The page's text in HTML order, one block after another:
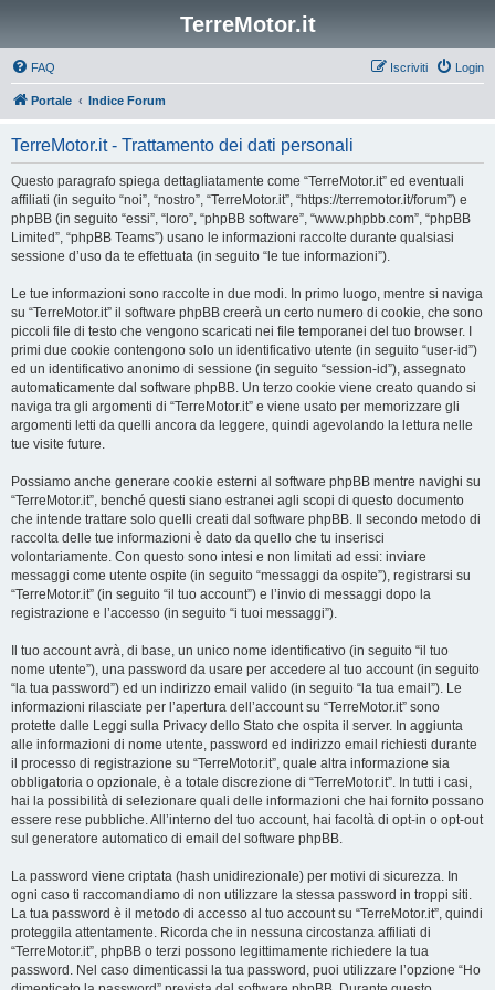
TerreMotor.it
FAQ Login
Iscriviti
Portale Indice Forum
TerreMotor.it - Trattamento dei dati personali
Questo paragrafo spiega dettagliatamente come “TerreMotor.it” ed eventuali
affiliati (in seguito “noi”, “nostro”, “TerreMotor.it”, “https://terremotor.it/forum”) e
phpBB (in seguito “essi”, “loro”, “phpBB software”, “www.phpbb.com”, “phpBB
Limited”, “phpBB Teams”) usano le informazioni raccolte durante qualsiasi
sessione d’uso da te effettuata (in seguito “le tue informazioni”).
Le tue informazioni sono raccolte in due modi. In primo luogo, mentre si naviga
su “TerreMotor.it” il software phpBB creerà un certo numero di cookie, che sono
piccoli file di testo che vengono scaricati nei file temporanei del tuo browser. I
primi due cookie contengono solo un identificativo utente (in seguito “user-id”)
ed un identificativo anonimo di sessione (in seguito “session-id”), assegnato
automaticamente dal software phpBB. Un terzo cookie viene creato quando si
naviga tra gli argomenti di “TerreMotor.it” e viene usato per memorizzare gli
argomenti letti da quelli ancora da leggere, quindi agevolando la lettura nelle
tue visite future.
Possiamo anche generare cookie esterni al software phpBB mentre navighi su
“TerreMotor.it”, benché questi siano estranei agli scopi di questo documento
che intende trattare solo quelli creati dal software phpBB. Il secondo metodo di
raccolta delle tue informazioni è dato da quello che tu inserisci
volontariamente. Con questo sono intesi e non limitati ad essi: inviare
messaggi come utente ospite (in seguito “messaggi da ospite”), registrarsi su
“TerreMotor.it” (in seguito “il tuo account”) e l’invio di messaggi dopo la
registrazione e l’accesso (in seguito “i tuoi messaggi”).
Il tuo account avrà, di base, un unico nome identificativo (in seguito “il tuo
nome utente”), una password da usare per accedere al tuo account (in seguito
“la tua password”) ed un indirizzo email valido (in seguito “la tua email”). Le
informazioni rilasciate per l’apertura dell’account su “TerreMotor.it” sono
protette dalle Leggi sulla Privacy dello Stato che ospita il server. In aggiunta
alle informazioni di nome utente, password ed indirizzo email richiesti durante
il processo di registrazione su “TerreMotor.it”, quale altra informazione sia
obbligatoria o opzionale, è a totale discrezione di “TerreMotor.it”. In tutti i casi,
hai la possibilità di selezionare quali delle informazioni che hai fornito possano
essere rese pubbliche. All’interno del tuo account, hai facoltà di opt-in o opt-out
sul generatore automatico di email del software phpBB.
La password viene criptata (hash unidirezionale) per motivi di sicurezza. In
ogni caso ti raccomandiamo di non utilizzare la stessa password in troppi siti.
La tua password è il metodo di accesso al tuo account su “TerreMotor.it”, quindi
proteggila attentamente. Ricorda che in nessuna circostanza affiliati di
“TerreMotor.it”, phpBB o terzi possono legittimamente richiedere la tua
password. Nel caso dimenticassi la tua password, puoi utilizzare l’opzione “Ho